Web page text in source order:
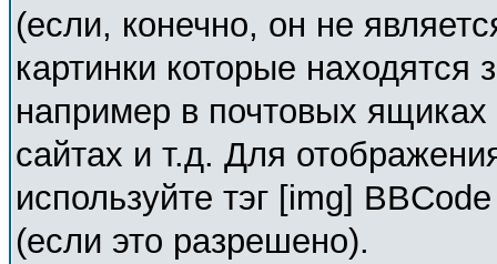
(если, конечно, он не
картинки которые
например в почтовых
сайтах и т.д. Для
используйте тэг [img]
(если это разрешено).